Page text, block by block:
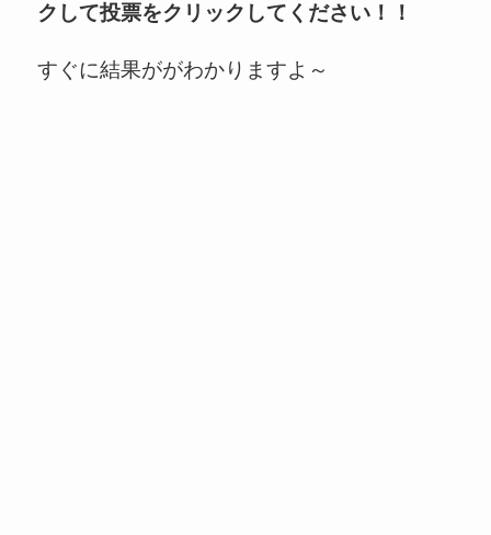
クして投票をクリックしてください！！
すぐに結果ががわかりますよ～